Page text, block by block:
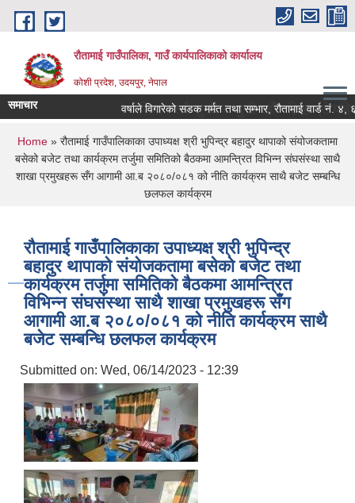
Skip to main content
रौतामाई गाउँपालिका, गाउँ कार्यपालिकाको कार्यालय
कोशी प्रदेश, उदयपुर, नेपाल
हाम्रो अभियान सबै सुखी र खुसी रहौं यहि हाम्रो पहिचान"
समाचार वर्षाले विगारेको सडक मर्मत तथा सम्भार, रौतामाई वार्ड नं. ४, ६,
You are here
Home » रौतामाई गाउँपालिकाका उपाध्यक्ष श्री भुपिन्द्र बहादुर थापाको संयोजकतामा
बसेको बजेट तथा कार्यक्रम तर्जुमा समितिको बैठकमा आमन्त्रित विभिन्न संघसंस्था साथै
शाखा प्रमुखहरू सँग आगामी आ.ब २०८०/०८१ को नीति कार्यक्रम साथै बजेट सम्बन्धि
छलफल कार्यक्रम
रौतामाई गाउँपालिकाका उपाध्यक्ष श्री भुपिन्द्र
बहादुर थापाको संयोजकतामा बसेको बजेट तथा
कार्यक्रम तर्जुमा समितिको बैठकमा आमन्त्रित
विभिन्न संघसंस्था साथै शाखा प्रमुखहरू सँग
आगामी आ.ब २०८०/०८१ को नीति कार्यक्रम साथै
बजेट सम्बन्धि छलफल कार्यक्रम
Submitted on: Wed, 06/14/2023 - 12:39